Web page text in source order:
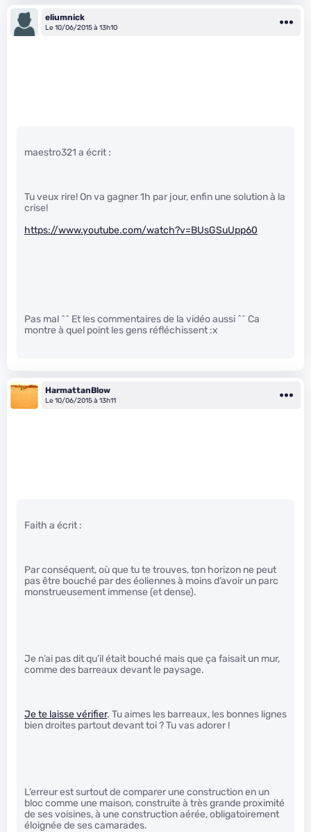
eliumnick
Le 10/06/2015 à 13h10
maestro321 a écrit :
Tu veux rire! On va gagner 1h par jour, enfin une solution à la
crise!
https://www.youtube.com/watch?v=BUsGSuUpp60
Pas mal ^^ Et les commentaires de la vidéo aussi ^^ Ca
montre à quel point les gens réfléchissent :x
HarmattanBlow
Le 10/06/2015 à 13h11
Faith a écrit :
Par conséquent, où que tu te trouves, ton horizon ne peut
pas être bouché par des éoliennes à moins d’avoir un parc
monstrueusement immense (et dense).
Je n’ai pas dit qu’il était bouché mais que ça faisait un mur,
comme des barreaux devant le paysage.
Je te laisse vérifier. Tu aimes les barreaux, les bonnes lignes
bien droites partout devant toi ? Tu vas adorer !
L’erreur est surtout de comparer une construction en un
bloc comme une maison, construite à très grande proximité
de ses voisines, à une construction aérée, obligatoirement
éloignée de ses camarades.